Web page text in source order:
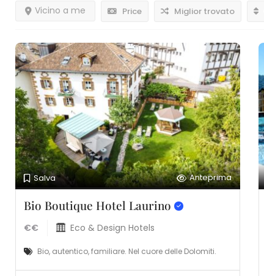
Price
Vicino a me Miglior trovato
Salva Anteprima
Bio Boutique Hotel Laurino
€€ Eco & Design Hotels
Bio, autentico, familiare. Nel cuore delle Dolomiti.